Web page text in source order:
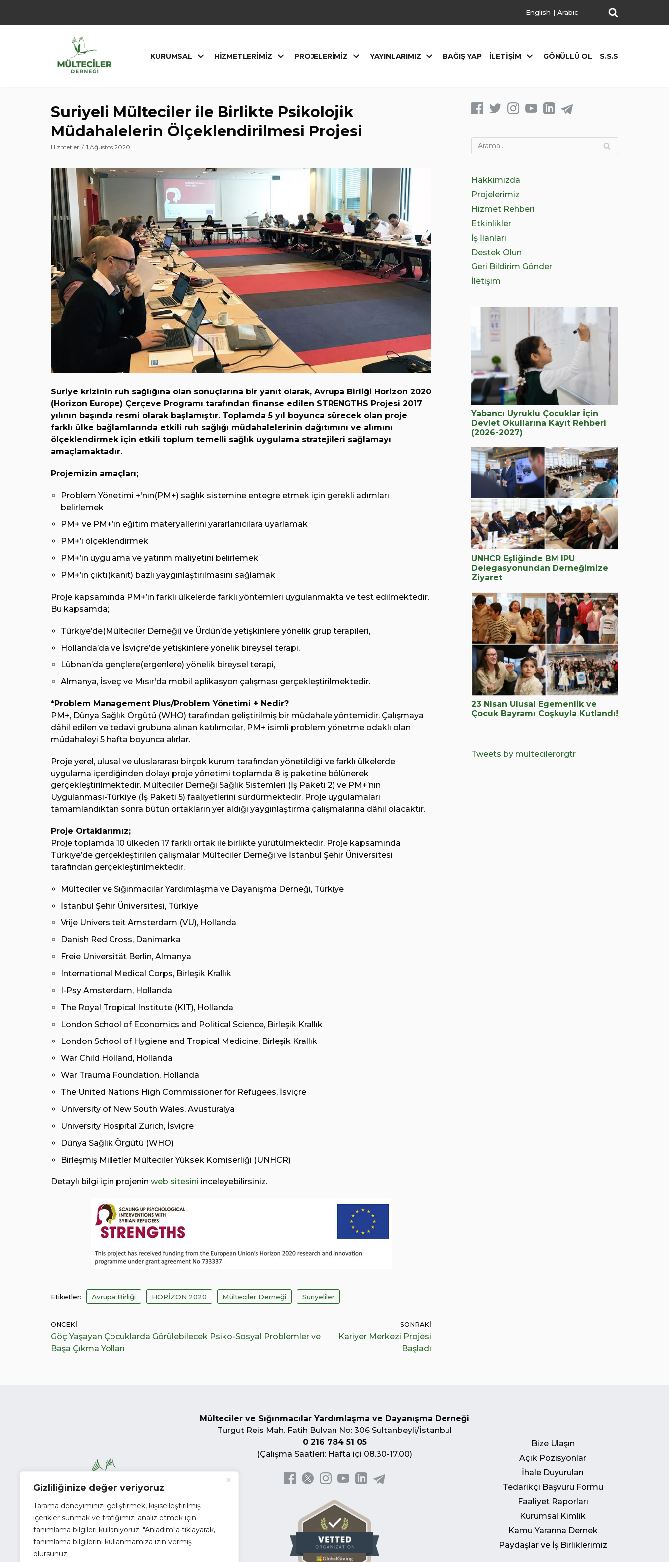
Gizliliğinize değer veriyoruz
Tarama deneyiminizi geliştirmek, kişiselleştirilmiş
içerikler sunmak ve trafiğimizi analiz etmek için
tanımlama bilgileri kullanıyoruz. "Anladım"a tıklayarak,
tanımlama bilgilerini kullanmamıza izin vermiş
olursunuz.
geç
English | Arabic
KURUMSAL HIZMETLERIMIZ PROJELERIMIZ YAYINLARIMIZ BAĞIŞ YAP İLETIŞIM GÖNÜLLÜ OL S.S.S
Suriyeli Mülteciler ile Birlikte Psikolojik
Müdahalelerin Ölçeklendirilmesi Projesi
Hizmetler 1 Ağustos 2020
Suriye krizinin ruh sağlığına olan sonuçlarına bir yanıt olarak, Avrupa Birliği Horizon 2020
(Horizon Europe) Çerçeve Programı tarafından finanse edilen STRENGTHS Projesi 2017
yılının başında resmi olarak başlamıştır. Toplamda 5 yıl boyunca sürecek olan proje
farklı ülke bağlamlarında etkili ruh sağlığı müdahalelerinin dağıtımını ve alımını
ölçeklendirmek için etkili toplum temelli sağlık uygulama stratejileri sağlamayı
amaçlamaktadır.
Projemizin amaçları;
Problem Yönetimi +’nın(PM+) sağlık sistemine entegre etmek için gerekli adımları
belirlemek
PM+ ve PM+’ın eğitim materyallerini yararlanıcılara uyarlamak
PM+’ı ölçeklendirmek
PM+’ın uygulama ve yatırım maliyetini belirlemek
PM+’ın çıktı(kanıt) bazlı yaygınlaştırılmasını sağlamak
Proje kapsamında PM+’ın farklı ülkelerde farklı yöntemleri uygulanmakta ve test edilmektedir.
Bu kapsamda;
Türkiye’de(Mülteciler Derneği) ve Ürdün’de yetişkinlere yönelik grup terapileri,
Hollanda’da ve İsviçre’de yetişkinlere yönelik bireysel terapi,
Lübnan’da gençlere(ergenlere) yönelik bireysel terapi,
Almanya, İsveç ve Mısır’da mobil aplikasyon çalışması gerçekleştirilmektedir.
*Problem Management Plus/Problem Yönetimi + Nedir?
PM+, Dünya Sağlık Örgütü (WHO) tarafından geliştirilmiş bir müdahale yöntemidir. Çalışmaya
dâhil edilen ve tedavi grubuna alınan katılımcılar, PM+ isimli problem yönetme odaklı olan
müdahaleyi 5 hafta boyunca alırlar.
Proje yerel, ulusal ve uluslararası birçok kurum tarafından yönetildiği ve farklı ülkelerde
uygulama içerdiğinden dolayı proje yönetimi toplamda 8 iş paketine bölünerek
gerçekleştirilmektedir. Mülteciler Derneği Sağlık Sistemleri (İş Paketi 2) ve PM+’nın
Uygulanması-Türkiye (İş Paketi 5) faaliyetlerini sürdürmektedir. Proje uygulamaları
tamamlandıktan sonra bütün ortakların yer aldığı yaygınlaştırma çalışmalarına dâhil olacaktır.
Proje Ortaklarımız;
Proje toplamda 10 ülkeden 17 farklı ortak ile birlikte yürütülmektedir. Proje kapsamında
Türkiye’de gerçekleştirilen çalışmalar Mülteciler Derneği ve İstanbul Şehir Üniversitesi
tarafından gerçekleştirilmektedir.
Mülteciler ve Sığınmacılar Yardımlaşma ve Dayanışma Derneği, Türkiye
İstanbul Şehir Üniversitesi, Türkiye
Vrije Universiteit Amsterdam (VU), Hollanda
Danish Red Cross, Danimarka
Freie Universität Berlin, Almanya
International Medical Corps, Birleşik Krallık
I-Psy Amsterdam, Hollanda
The Royal Tropical Institute (KIT), Hollanda
London School of Economics and Political Science, Birleşik Krallık
London School of Hygiene and Tropical Medicine, Birleşik Krallık
War Child Holland, Hollanda
War Trauma Foundation, Hollanda
The United Nations High Commissioner for Refugees, İsviçre
University of New South Wales, Avusturalya
University Hospital Zurich, İsviçre
Dünya Sağlık Örgütü (WHO)
Birleşmiş Milletler Mülteciler Yüksek Komiserliği (UNHCR)
Detaylı bilgi için projenin web sitesini inceleyebilirsiniz.
Etiketler: Avrupa Birliği HORİZON 2020 Mülteciler Derneği Suriyeliler
ÖNCEKI
Göç Yaşayan Çocuklarda Görülebilecek Psiko-Sosyal Problemler ve
Başa Çıkma Yolları
SONRAKI
Kariyer Merkezi Projesi
Başladı
Hakkımızda
Projelerimiz
Hizmet Rehberi
Etkinlikler
İş İlanları
Destek Olun
Geri Bildirim Gönder
İletişim
Yabancı Uyruklu Çocuklar İçin
Devlet Okullarına Kayıt Rehberi
(2026-2027)
UNHCR Eşliğinde BM IPU
Delegasyonundan Derneğimize
Ziyaret
23 Nisan Ulusal Egemenlik ve
Çocuk Bayramı Coşkuyla Kutlandı!
Tweets by multecilerorgtr
Mülteciler ve Sığınmacılar Yardımlaşma ve Dayanışma Derneği
Turgut Reis Mah. Fatih Bulvarı No: 306 Sultanbeyli/İstanbul
0 216 784 51 05
(Çalışma Saatleri: Hafta içi 08.30-17.00)
Bize Ulaşın
Açık Pozisyonlar
İhale Duyuruları
Tedarikçi Başvuru Formu
Faaliyet Raporları
Kurumsal Kimlik
Kamu Yararına Dernek
Paydaşlar ve İş Birliklerimiz